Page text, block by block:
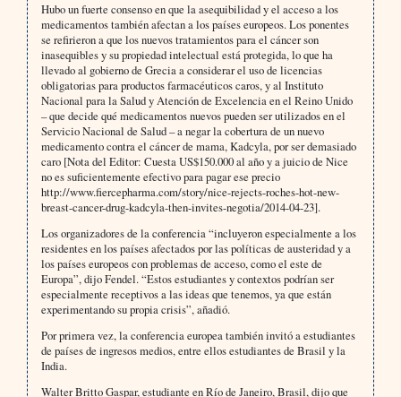
Hubo un fuerte consenso en que la asequibilidad y el acceso a los
medicamentos también afectan a los países europeos. Los ponentes
se refirieron a que los nuevos tratamientos para el cáncer son
inasequibles y su propiedad intelectual está protegida, lo que ha
llevado al gobierno de Grecia a considerar el uso de licencias
obligatorias para productos farmacéuticos caros, y al Instituto
Nacional para la Salud y Atención de Excelencia en el Reino Unido
– que decide qué medicamentos nuevos pueden ser utilizados en el
Servicio Nacional de Salud – a negar la cobertura de un nuevo
medicamento contra el cáncer de mama, Kadcyla, por ser demasiado
caro [Nota del Editor: Cuesta US$150.000 al año y a juicio de Nice
no es suficientemente efectivo para pagar ese precio
http://www.fiercepharma.com/story/nice-rejects-roches-hot-new-
breast-cancer-drug-kadcyla-then-invites-negotia/2014-04-23].
Los organizadores de la conferencia “incluyeron especialmente a los
residentes en los países afectados por las políticas de austeridad y a
los países europeos con problemas de acceso, como el este de
Europa”, dijo Fendel. “Estos estudiantes y contextos podrían ser
especialmente receptivos a las ideas que tenemos, ya que están
experimentando su propia crisis”, añadió.
Por primera vez, la conferencia europea también invitó a estudiantes
de países de ingresos medios, entre ellos estudiantes de Brasil y la
India.
Walter Britto Gaspar, estudiante en Río de Janeiro, Brasil, dijo que